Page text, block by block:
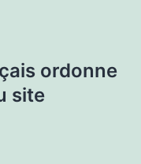
ordonne
site